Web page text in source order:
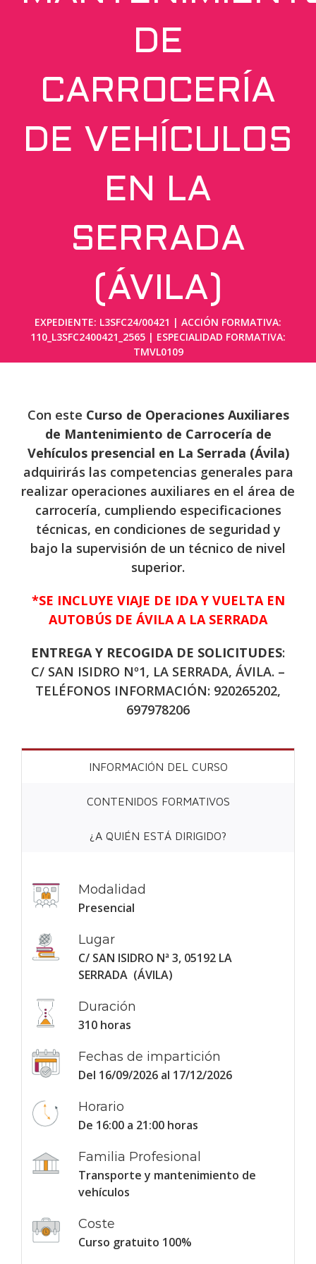
DE
CARROCERÍA
DE VEHÍCULOS
EN LA
SERRADA
(ÁVILA)
EXPEDIENTE: L3SFC24/00421 | ACCIÓN FORMATIVA:
110_L3SFC2400421_2565 | ESPECIALIDAD FORMATIVA:
TMVL0109
Con este Curso de Operaciones Auxiliares
de Mantenimiento de Carrocería de
Vehículos presencial en La Serrada (Ávila)
adquirirás las competencias generales para
realizar operaciones auxiliares en el área de
carrocería, cumpliendo especificaciones
técnicas, en condiciones de seguridad y
bajo la supervisión de un técnico de nivel
superior.
*SE INCLUYE VIAJE DE IDA Y VUELTA EN
AUTOBÚS DE ÁVILA A LA SERRADA
ENTREGA Y RECOGIDA DE SOLICITUDES:
C/ SAN ISIDRO Nº1, LA SERRADA, ÁVILA. –
TELÉFONOS INFORMACIÓN: 920265202,
697978206
INFORMACIÓN DEL CURSO
CONTENIDOS FORMATIVOS
¿A QUIÉN ESTÁ DIRIGIDO?
Modalidad
Presencial
Lugar
C/ SAN ISIDRO Nª 3, 05192 LA
SERRADA (ÁVILA)
Duración
310 horas
Fechas de impartición
Del 16/09/2026 al 17/12/2026
Horario
De 16:00 a 21:00 horas
Familia Profesional
Transporte y mantenimiento de
vehículos
Coste
Curso gratuito 100%